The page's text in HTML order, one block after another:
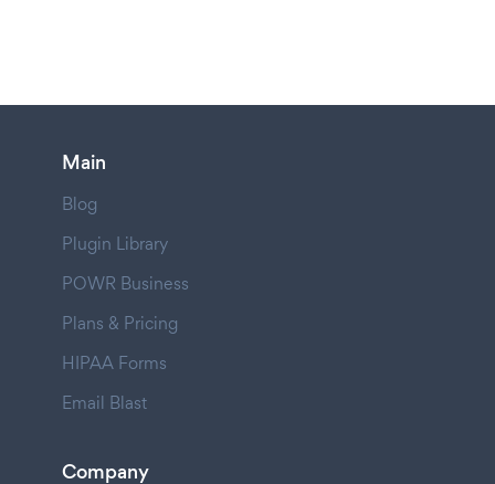
Main
Blog
Plugin Library
POWR Business
Plans & Pricing
HIPAA Forms
Email Blast
Company